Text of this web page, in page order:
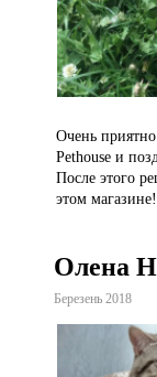
Очень
Pethouse и
После этого
этом
Олена
Березень 2018